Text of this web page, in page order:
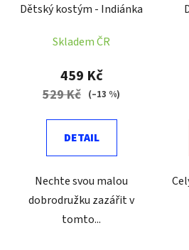
Dětský kostým - Indiánka
Skladem ČR
459 Kč
529 Kč (–13 %)
DETAIL
Nechte svou malou
dobrodružku zazářit v
tomto...